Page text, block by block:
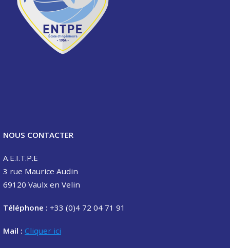
NOUS CONTACTER
A.E.I.T.P.E
3 rue Maurice Audin
69120 Vaulx en Velin
Téléphone : +33 (0)4 72 04 71 91
Mail : Cliquer ici